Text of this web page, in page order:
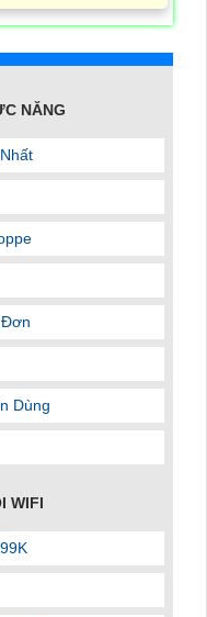
NĂNG
Đơn
Dùng
WIFI